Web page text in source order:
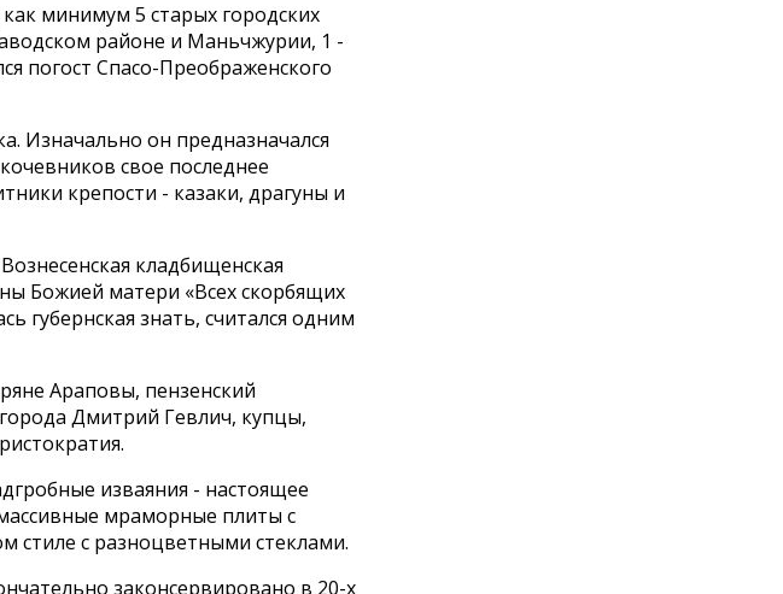
минимум 5 старых городских
районе и Маньчжурии, 1 -
погост Спасо-Преображенского
Изначально он предназначался
свое последнее
крепости - казаки, драгуны и
кладбищенская
Божией матери «Всех скорбящих
губернская знать, считался одним
Араповы, пензенский
Дмитрий Гевлич, купцы,
изваяния - настоящее
мраморные плиты с
стиле с разноцветными стеклами.
законсервировано в 20-х